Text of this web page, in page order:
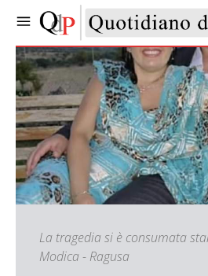
La tragedia si è consumata
Modica - Ragusa